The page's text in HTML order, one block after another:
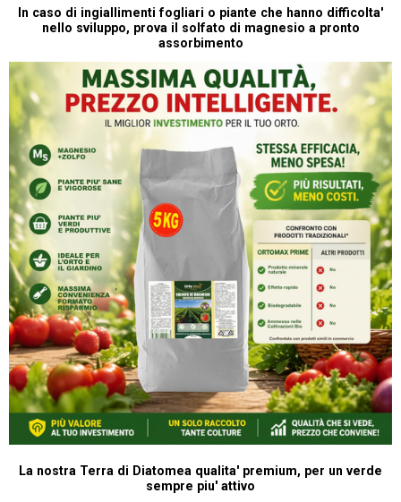
In caso di ingiallimenti fogliari o piante che hanno difficolta'
nello sviluppo, prova il solfato di magnesio a pronto
assorbimento
La nostra Terra di Diatomea qualita' premium, per un verde
sempre piu' attivo